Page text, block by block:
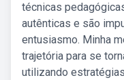
técnicas
autênticas e são
entusiasmo. Minha
trajetória para se
utilizando